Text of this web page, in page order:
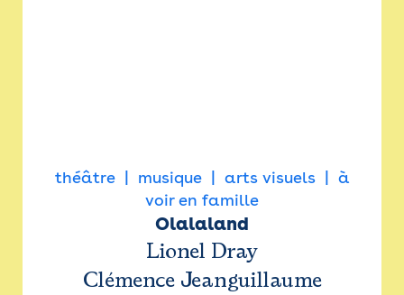
théâtre musique arts visuels
à
voir en famille
Olalaland
Lionel Dray
Clémence Jeanguillaume